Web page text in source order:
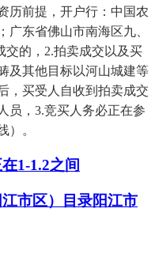
历前提，开户行：中国农
广东省佛山市南海区九、
交的，2.拍卖成交以及买
及其他目标以河山城建等
，买受人自收到拍卖成交
员，3.竞买人务必正在参
）。
1-1.2之间
市区）目录阳江市